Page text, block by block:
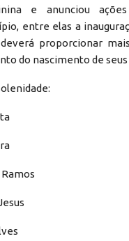
e anunciou
entre elas a
proporcionar
do nascimento de